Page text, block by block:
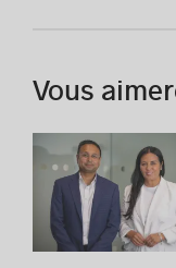
Vous